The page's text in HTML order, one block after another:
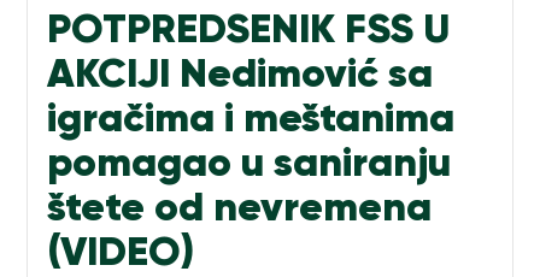
POTPREDSENIK FSS U
AKCIJI Nedimović sa
igračima i meštanima
pomagao u saniranju
štete od nevremena
(VIDEO)